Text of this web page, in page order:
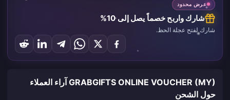
عرض محدود
شارك واربح خصماً يصل إلى 10%
شارك لفتح عجلة الحظ.
GRABGIFTS ONLINE VOUCHER (MY) آراء العملاء
حول الشحن